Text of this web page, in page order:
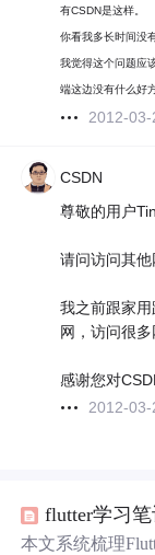
有CSDN是这样。
你看我多长时间没
我觉得这个问题应
端这边没有什么好
2012-03-
CSDN
尊敬的用户
请问访问其
我之前跟家
网，访问很多
感谢您对
2012-03-
flutter学习
本文系统梳理